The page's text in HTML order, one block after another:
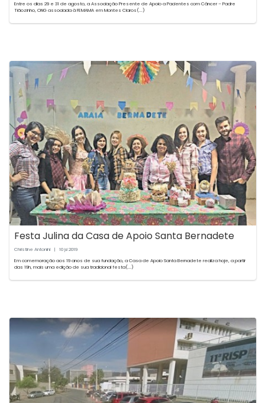
Entre os dias 29 e 31 de agosto, a Associação Presente de Apoio a Pacientes com Câncer – Padre
Tiãozinho, ONG associada à FEMAMA em Montes Claros(...)
Festa Julina da Casa de Apoio Santa Bernadete
Christine Antonini | 10 jul2019
Em comemoração aos 19 anos de sua fundação, a Casa de Apoio Santa Bernadete realiza hoje, a partir
das 19h, mais uma edição de sua tradicional festa(...)